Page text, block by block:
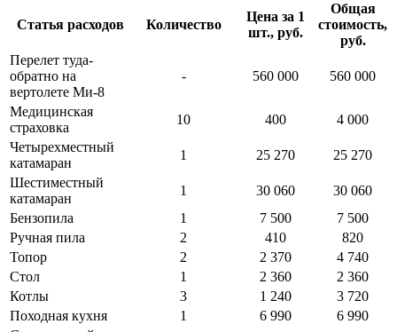
Статья расходов Количество
Цена за 1
шт., руб.
Общая
стоимость,
руб.
Перелет туда-
обратно на
вертолете Ми-8
- 560 000 560 000
Медицинская
страховка
10 400
4 000
Четырехместный
катамаран
1 25 270
25 270
Шестиместный
катамаран
1 30 060
30 060
Бензопила
1 7 500
7 500
Ручная пила
2 410
820
Топор
2 2 370
4 740
Стол
1 2 360
2 360
Котлы
3 1 240
3 720
Походная кухня
1 6 990
6 990